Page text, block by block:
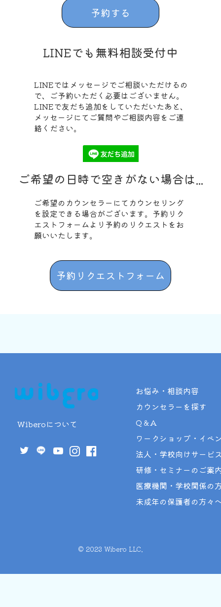
予約する
LINEでも無料相談受付中
LINEではメッセージでご相談いただけるの
で、ご予約いただく必要はございません。
LINEで友だち追加をしていただいたあと、
メッセージにてご質問やご相談内容をご連
絡ください。
ご希望の日時で空きがない場合は...
ご希望のカウンセラーにてカウンセリング
を設定できる場合がございます。予約リク
エストフォームより予約のリクエストをお
願いいたします。
予約リクエストフォーム
Wiberoについて
お悩み・相談内容
カウンセラーを探す
Q＆A
ワークショップ・イベ
法人・学校向けサービ
研修・セミナーのご案
医療機関・学校関係の
未成年の保護者の方々
©︎ 2023 Wibero LLC.